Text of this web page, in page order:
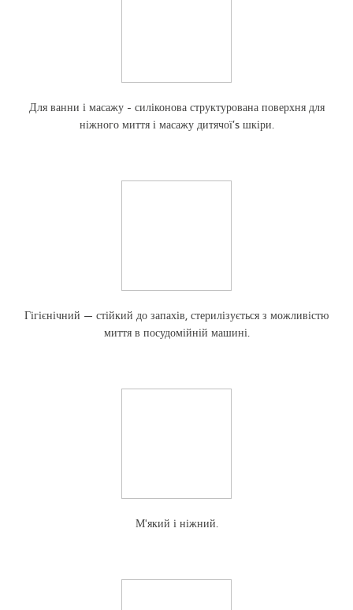
Для ванни і масажу - силіконова структурована поверхня для
ніжного миття і масажу дитячої’s шкіри.
Гігієнічний — стійкий до запахів, стерилізується з можливістю
миття в посудомійній машині.
М'який і ніжний.